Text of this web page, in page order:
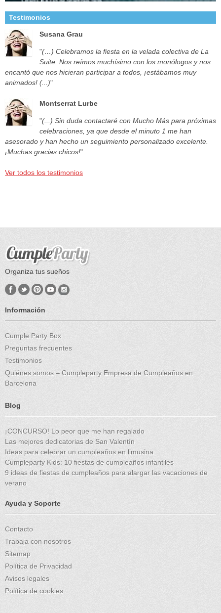
Testimonios
Susana Grau
"(…) Celebramos la fiesta en la velada colectiva de La
Suite. Nos reímos muchísimo con los monólogos y nos
encantó que nos hicieran participar a todos, ¡estábamos muy
animados! (...)"
Montserrat Lurbe
"(...) Sin duda contactaré con Mucho Más para próximas
celebraciones, ya que desde el minuto 1 me han
asesorado y han hecho un seguimiento personalizado excelente.
¡Muchas gracias chicos!"
Ver todos los testimonios
Organiza tus sueños
Información
Cumple Party Box
Preguntas frecuentes
Testimonios
Quiénes somos – Cumpleparty Empresa de Cumpleaños en
Barcelona
Blog
¡CONCURSO! Lo peor que me han regalado
Las mejores dedicatorias de San Valentín
Ideas para celebrar un cumpleaños en limusina
Cumpleparty Kids: 10 fiestas de cumpleaños infantiles
9 ideas de fiestas de cumpleaños para alargar las vacaciones de
verano
Ayuda y Soporte
Contacto
Trabaja con nosotros
Sitemap
Política de Privacidad
Avisos legales
Política de cookies